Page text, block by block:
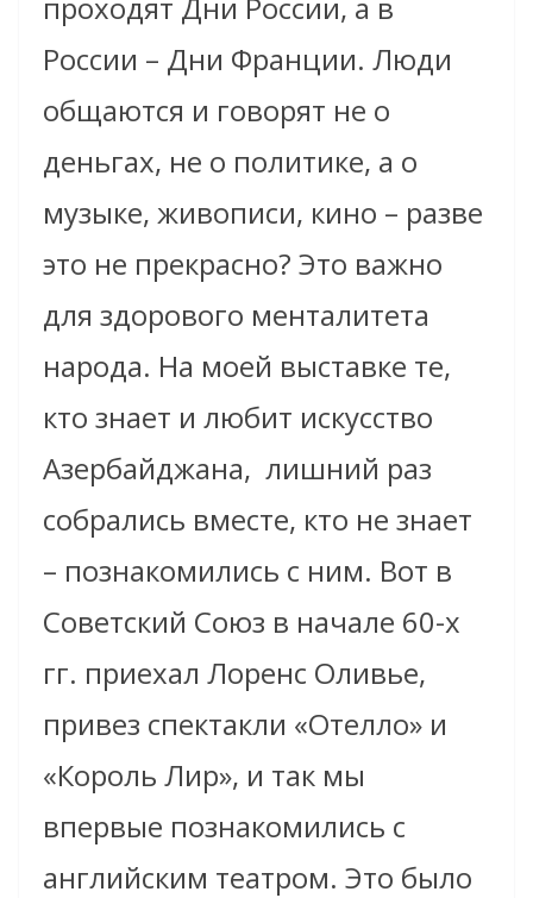
России – Дни Франции. Люди
общаются и говорят не о
деньгах, не о политике, а о
музыке, живописи, кино – разве
это не прекрасно? Это важно
для здорового менталитета
народа. На моей выставке те,
кто знает и любит искусство
Азербайджана, лишний раз
собрались вместе, кто не знает
– познакомились с ним. Вот в
Советский Союз в начале 60-х
гг. приехал Лоренс Оливье,
привез спектакли «Отелло» и
«Король Лир», и так мы
впервые познакомились с
английским театром. Это было